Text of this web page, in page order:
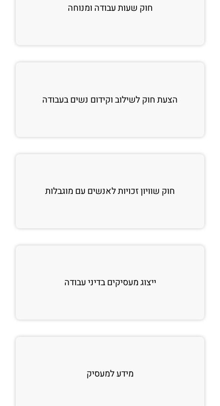
חוק שעות עבודה ומנוחה
הצעת חוק לשילוב וקידום נשים בעבודה
חוק שוויון זכויות לאנשים עם מוגבלות
ייצוג מעסיקים בדיני עבודה
מידע למעסיק